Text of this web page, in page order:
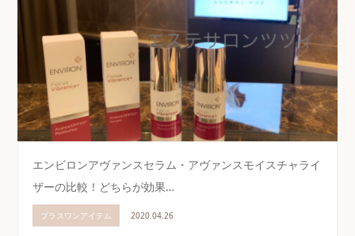
エンビロンアヴァンスセラム・アヴァンスモイスチャライ
ザーの比較！どちらが効果…
プラスワンアイテム 2020.04.26